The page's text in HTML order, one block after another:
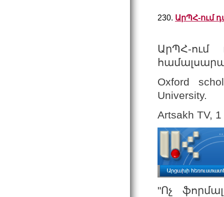
230. ԱրՊՀ-ում
ԱրՊՀ-ում
Oxford
University.
Artsakh TV,
"Ոչ